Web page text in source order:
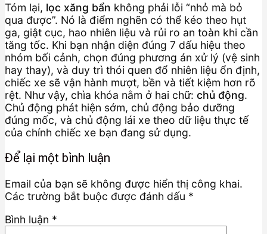
Tóm lại, lọc xăng bẩn không phải lỗi “nhỏ mà bỏ
qua được”. Nó là điểm nghẽn có thể kéo theo hụt
ga, giật cục, hao nhiên liệu và rủi ro an toàn khi cần
tăng tốc. Khi bạn nhận diện đúng 7 dấu hiệu theo
nhóm bối cảnh, chọn đúng phương án xử lý (vệ sinh
hay thay), và duy trì thói quen đổ nhiên liệu ổn định,
chiếc xe sẽ vận hành mượt, bền và tiết kiệm hơn rõ
rệt. Như vậy, chìa khóa nằm ở hai chữ: chủ động.
Chủ động phát hiện sớm, chủ động bảo dưỡng
đúng mốc, và chủ động lái xe theo dữ liệu thực tế
của chính chiếc xe bạn đang sử dụng.
Để lại một bình luận
Email của bạn sẽ không được hiển thị công khai.
Các trường bắt buộc được đánh dấu *
Bình luận *